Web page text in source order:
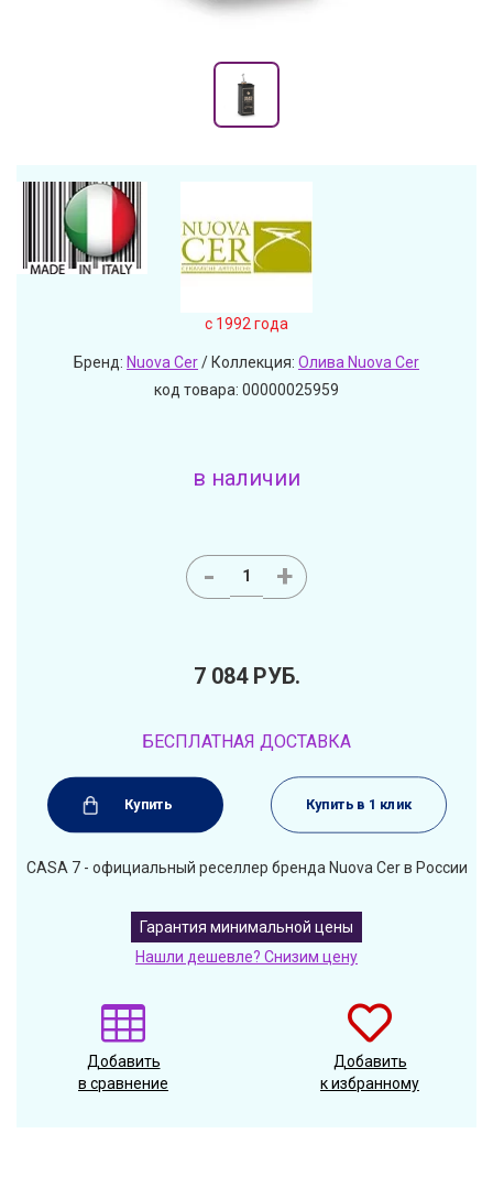
c 1992 года
Бренд: Nuova Cer/ Коллекция: Олива Nuova Cer
код товара: 00000025959
в наличии
- +
7 084 РУБ.
БЕСПЛАТНАЯ ДОСТАВКА
Купить Купить в 1 клик
CASA 7 - официальный реселлер бренда Nuova Cer в России
Гарантия минимальной цены
Нашли дешевле? Снизим цену
Добавить
в сравнение
Добавить
к избранному